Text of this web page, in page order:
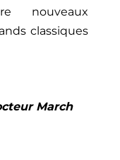
nouveaux
classiques
March